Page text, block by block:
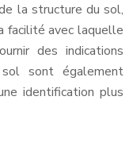
la structure du sol,
facilité avec laquelle
des indications
sont également
identification plus